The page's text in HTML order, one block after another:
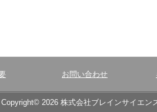
お問い合わせ
Copyright© 2026 株式会社ブレインサイエン